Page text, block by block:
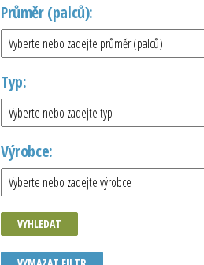
Průměr (palců):
Typ:
Výrobce:
VYHLEDAT